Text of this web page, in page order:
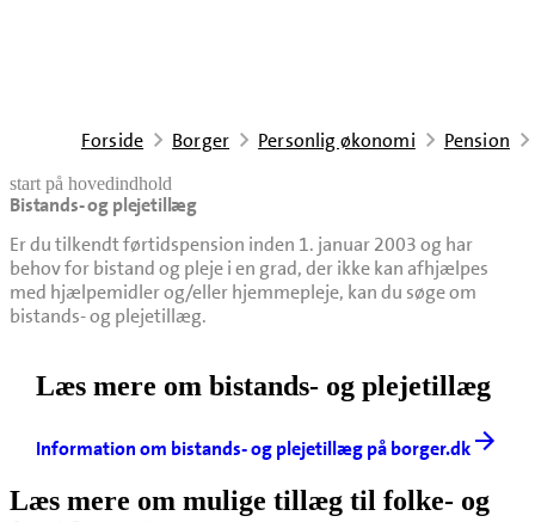
Forside Borger Personlig økonomi Pension
start på hovedindhold
Bistands- og plejetillæg
Er du tilkendt førtidspension inden 1. januar 2003 og har
behov for bistand og pleje i en grad, der ikke kan afhjælpes
med hjælpemidler og/eller hjemmepleje, kan du søge om
bistands- og plejetillæg.
senest opdateret 22. april 2026
Læs mere om bistands- og plejetillæg
Information om bistands- og plejetillæg på borger.dk
Læs mere om mulige tillæg til folke- og